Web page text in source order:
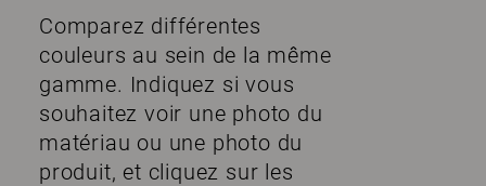
Comparez différentes
couleurs au sein de la même
gamme. Indiquez si vous
souhaitez voir une photo du
matériau ou une photo du
produit, et cliquez sur les